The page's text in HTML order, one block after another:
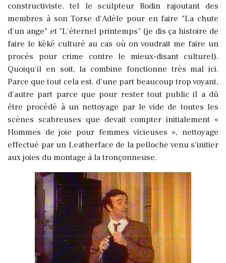
constructiviste,tel le sculpteur Rodin rajoutant des
membres à son Torse d'Adèle pour en faire "La chute
d'un ange" et "L'éternel printemps" (je dis ça histoire de
faire le kéké culturé au cas où on voudrait me faire un
procès pour crime contre le mieux-disant culturel).
Quoiqu'il en soit, la combine fonctionne très mal ici.
Parce que tout cela est, d'une part beaucoup trop voyant,
d'autre part parce que pour rester tout public il a dû
être procédé à un nettoyage par le vide de toutes les
scènes scabreuses que devait compter initialement «
Hommes de joie pour femmes vicieuses », nettoyage
effectué par un Leatherface de la pelloche venu s'initier
aux joies du montage à la tronçonneuse.